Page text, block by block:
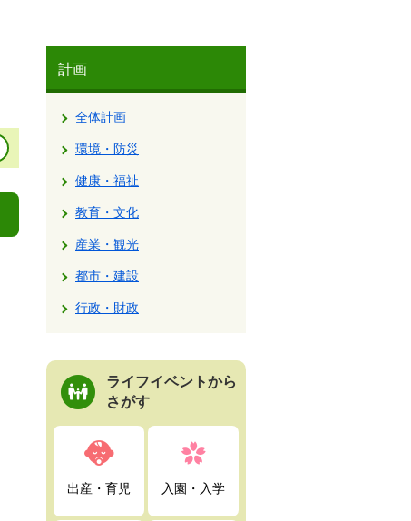
計画
全体計画
環境・防災
健康・福祉
教育・文化
産業・観光
都市・建設
行政・財政
ライフイベントから
さがす
出産・育児 入園・入学